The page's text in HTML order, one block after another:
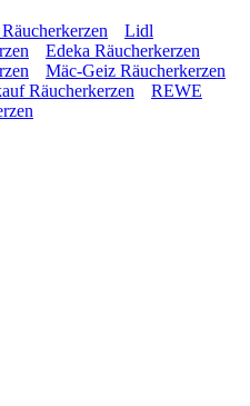
Lidl
Edeka Räucherkerzen
Mäc-Geiz Räucherkerzen
Räucherkerzen
REWE